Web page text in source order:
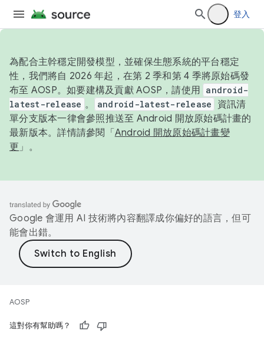
登入
為配合主幹穩定開發模型，並確保生態系統的平台穩定
性，我們將自 2026 年起，在第 2 季和第 4 季將原始碼發
布至 AOSP。如要建構及貢獻 AOSP，請使用 android-
latest-release 。 android-latest-release
資訊清
單分支版本一律會參照推送至 Android 開放原始碼計畫的
最新版本。詳情請參閱「 Android 開放原始碼計畫變
更 」。
Google 會運用 AI 技術將內容翻譯成你偏好的語言，但可
能會出錯。
AOSP
這對你有幫助嗎？